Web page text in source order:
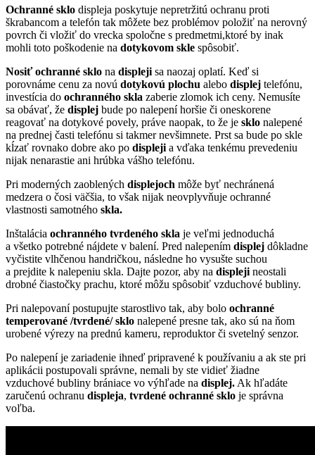
Ochranné sklo displeja poskytuje nepretržitú ochranu proti
škrabancom a telefón tak môžete bez problémov položiť na nerovný
povrch či vložiť do vrecka spoločne s predmetmi,ktoré by inak
mohli toto poškodenie na dotykovom skle spôsobiť.
Nosiť ochranné sklo na displeji sa naozaj oplatí. Keď si
porovnáme cenu za novú dotykovú plochu alebo displej telefónu,
investícia do ochranného skla zaberie zlomok ich ceny. Nemusíte
sa obávať, že displej bude po nalepení horšie či oneskorene
reagovať na dotykové povely, práve naopak, to že je sklo nalepené
na prednej časti telefónu si takmer nevšimnete. Prst sa bude po skle
kĺzať rovnako dobre ako po displeji a vďaka tenkému prevedeniu
nijak nenarastie ani hrúbka vášho telefónu.
Pri moderných zaoblených displejoch môže byť nechránená
medzera o čosi väčšia, to však nijak neovplyvňuje ochranné
vlastnosti samotného skla.
Inštalácia ochranného tvrdeného skla je veľmi jednoduchá
a všetko potrebné nájdete v balení. Pred nalepením displej dôkladne
vyčistite vlhčenou handričkou, následne ho vysušte suchou
a prejdite k nalepeniu skla. Dajte pozor, aby na displeji neostali
drobné čiastočky prachu, ktoré môžu spôsobiť vzduchové bubliny.
Pri nalepovaní postupujte starostlivo tak, aby bolo ochranné
temperované /tvrdené/ sklo nalepené presne tak, ako sú na ňom
urobené výrezy na prednú kameru, reproduktor či svetelný senzor.
Po nalepení je zariadenie ihneď pripravené k používaniu a ak ste pri
aplikácii postupovali správne, nemali by ste vidieť žiadne
vzduchové bubliny brániace vo výhľade na displej. Ak hľadáte
zaručenú ochranu displeja, tvrdené ochranné sklo je správna
voľba.